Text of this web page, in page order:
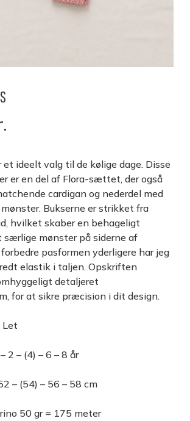
et ideelt valg til de kølige dage. Disse
er en del af Flora-sættet, der også
cardigan og nederdel med
Bukserne er strikket fra
hvilket skaber en behageligt
særlige mønster på siderne af
pasformen yderligere har jeg
elastik i taljen. Opskriften
detaljeret
for at sikre præcision i dit design.
Let
2 – (4) – 6 – 8 år
– (54) – 56 – 58 cm
50 gr = 175 meter